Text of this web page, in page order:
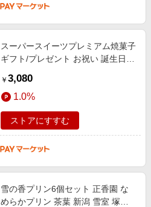
スーパースイーツプレミアム焼菓子
ギフト/プレゼント お祝い 誕生日祝
費にも スイーツ・お菓子 クッキ
￥ 3,080
1.0%
ストアにすすむ
雪の香プリン6個セット 正香園 な
めらかプリン 茶葉 新潟 雪室 塚田